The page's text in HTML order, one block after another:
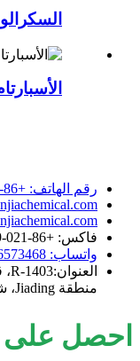
رقم الهاتف: +86-021-69925189
فاكس: +86-021-51952599
واتساب: 8613816573468
منطقة Jiading، شنغهاي، الصين
احصل على